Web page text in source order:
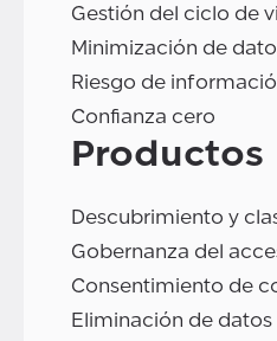
Gestión del ciclo de
Minimización de
Riesgo de
Confianza cero
Productos
Descubrimiento y
Gobernanza del
Consentimiento de
Eliminación de datos